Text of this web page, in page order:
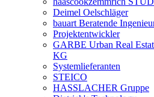
Deimel Oelschläger
bauart Beratende
Projektentwickler
GARBE Urban Real
KG
Systemlieferanten
STEICO
HASSLACHER Gruppe